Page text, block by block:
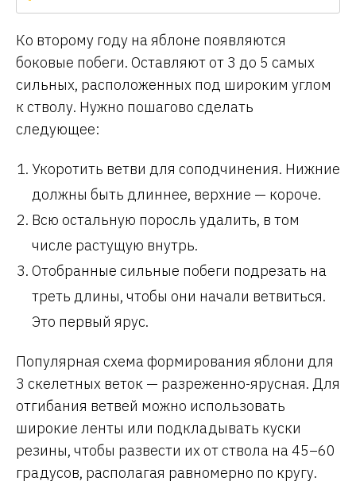
Ко второму году на яблоне появляются
боковые побеги. Оставляют от 3 до 5 самых
сильных, расположенных под широким углом
к стволу. Нужно пошагово сделать
следующее:
Укоротить ветви для соподчинения. Нижние
должны быть длиннее, верхние — короче.
Всю остальную поросль удалить, в том
числе растущую внутрь.
Отобранные сильные побеги подрезать на
треть длины, чтобы они начали ветвиться.
Это первый ярус.
Популярная схема формирования яблони для
3 скелетных веток — разреженно-ярусная. Для
отгибания ветвей можно использовать
широкие ленты или подкладывать куски
резины, чтобы развести их от ствола на 45–60
градусов, располагая равномерно по кругу.